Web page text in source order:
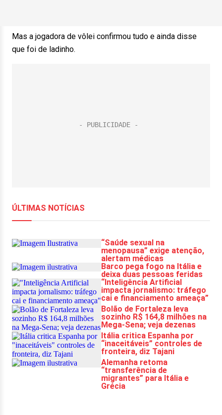
Mas a jogadora de vôlei confirmou tudo e ainda disse
que foi de ladinho.